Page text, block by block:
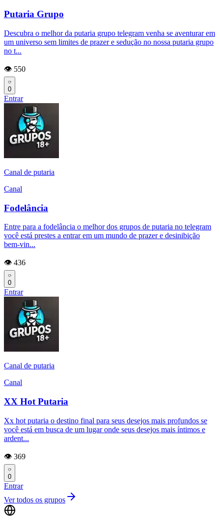
Putaria Grupo
Descubra o melhor da putaria grupo telegram venha se aventurar em
um universo sem limites de prazer e sedução no nossa putaria grupo
no t...
👁️ 550
0
Entrar
Canal de putaria
Canal
Fodelância
Entre para a fodelância o melhor dos grupos de putaria no telegram
você está prestes a entrar em um mundo de prazer e desinibição
bem-vin...
👁️ 436
0
Entrar
Canal de putaria
Canal
XX Hot Putaria
Xx hot putaria o destino final para seus desejos mais profundos se
você está em busca de um lugar onde seus desejos mais íntimos e
ardent...
👁️ 369
0
Entrar
Ver todos os grupos